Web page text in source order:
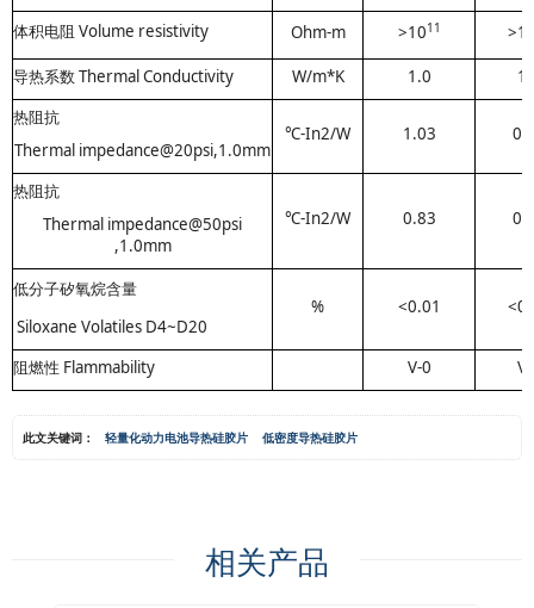
体积电阻 Volume resistivity Ohm-m >1011
导热系数 Thermal Conductivity W/m*K 1.0
热阻抗
Thermal impedance@20psi,1.0mm
℃-In2/W 1.03
热阻抗
Thermal impedance@50psi
,1.0mm
℃-In2/W 0.83
低分子矽氧烷含量
Siloxane Volatiles D4~D20
% <0.01
阻燃性 Flammability V-0
此文关键词： 轻量化动力电池导热硅胶片 低密度导热硅胶片
相关产品